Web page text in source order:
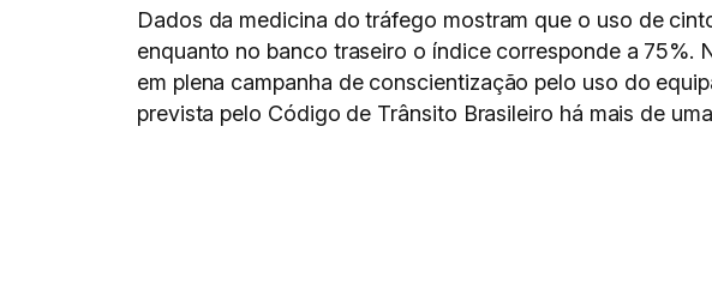
Dados da medicina do tráfego mostram que o uso de
enquanto no banco traseiro o índice corresponde a 75%.
em plena campanha de conscientização pelo uso do
prevista pelo Código de Trânsito Brasileiro há mais de